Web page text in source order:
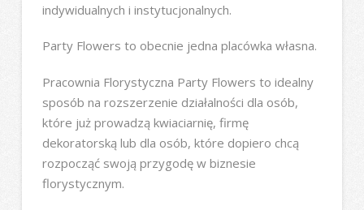
indywidualnych i instytucjonalnych.
Party Flowers to obecnie jedna placówka własna.
Pracownia Florystyczna Party Flowers to idealny
sposób na rozszerzenie działalności dla osób,
które już prowadzą kwiaciarnię, firmę
dekoratorską lub dla osób, które dopiero chcą
rozpocząć swoją przygodę w biznesie
florystycznym.